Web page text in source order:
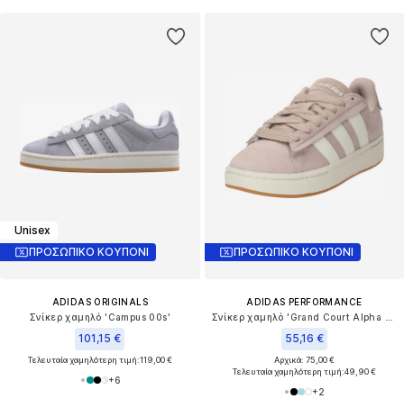
Unisex
ΠΡΟΣΩΠΙΚΟ ΚΟΥΠΟΝΙ
ADIDAS ORIGINALS
Σνίκερ χαμηλό 'Campus 00s'
101,15 €
Τελευταία χαμηλότερη τιμή:119,00 €
+6
ΠΡΟΣΩΠΙΚΟ ΚΟΥΠΟΝΙ
ADIDAS PERFORMANCE
55,16 €
Αρχικά: 75,00 €
Τελευταία χαμηλότερη τιμή:49,90 €
+2